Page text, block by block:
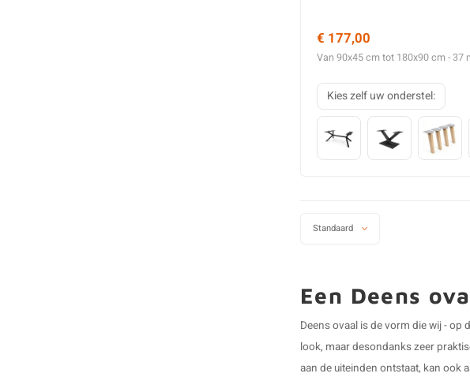
€ 177,00
Van 90x45 cm tot 180x90 cm - 37
Kies zelf uw onderstel:
Standaard
Een Deens
Deens ovaal is devorm die wij - op
look, maar desondanks zeer
aan de uiteinden ontstaat, kan ook